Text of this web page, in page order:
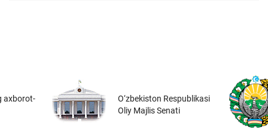
axborot-
O‘zbekiston Respublikasi
Oliy Majlis Senati